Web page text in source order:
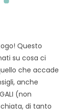
Questo
su cosa ci
che accade
anche
(non
di tanto